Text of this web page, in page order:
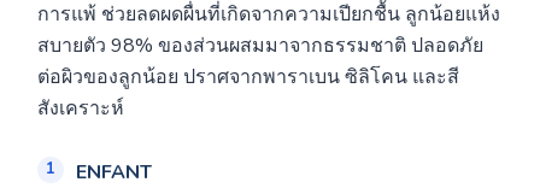
การแพ้ ช่วยลดผดผื่นที่เกิดจากความเปียกชื้น ลูกน้อยแห้ง
สบายตัว 98% ของส่วนผสมมาจากธรรมชาติ ปลอดภัย
ต่อผิวของลูกน้อย ปราศจากพาราเบน ซิลิโคน และสี
สังเคราะห์
ENFANT